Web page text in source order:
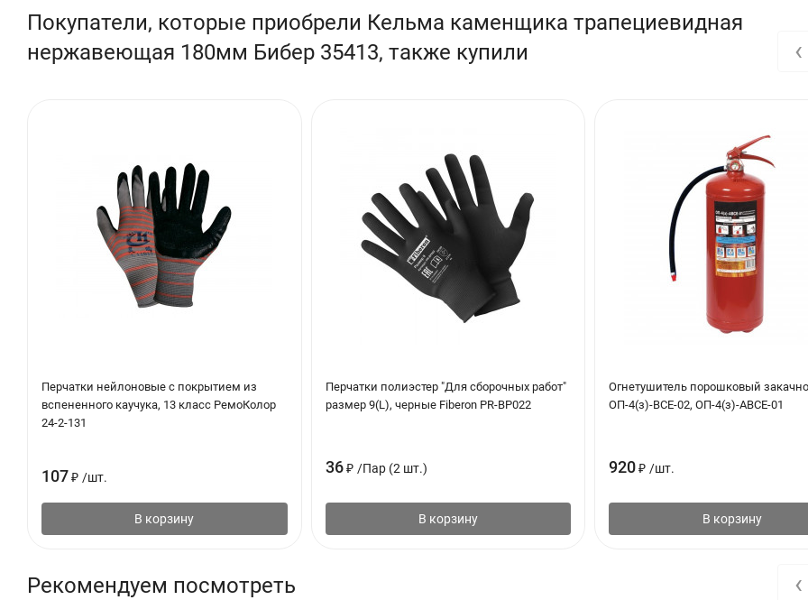
Покупатели, которые приобрели Кельма каменщика трапециевидная
нержавеющая 180мм Бибер 35413, также купили
Перчатки нейлоновые с покрытием из
вспененного каучука, 13 класс РемоКолор
24-2-131
107₽ /шт.
В корзину
Перчатки полиэстер "Для сборочных работ"
размер 9(L), черные Fiberon PR-BP022
36 ₽ /Пар (2 шт.)
В корзину
Огнетушитель порошковый
ОП-4(з)-ВСЕ-02, ОП-4(з)-АВСЕ-01
920 ₽ /шт.
В корзину
‹
Рекомендуем посмотреть ‹